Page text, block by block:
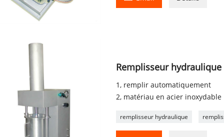
Remplisseur hydraulique
1, remplir automatiquement
2, matériau en acier
remplisseur hydraulique